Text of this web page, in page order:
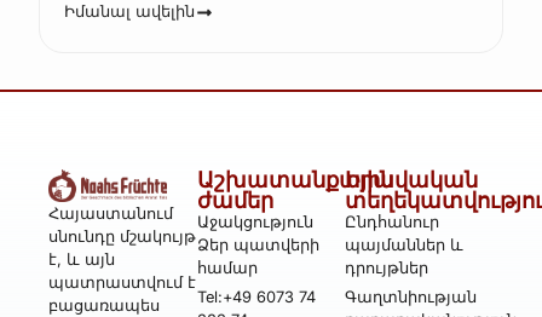
Իմանալ ավելին
Հայաստանում
սնունդը մշակույթ
է, և այն
պատրաստվում է
բացառապես
Աշխատանքային
ժամեր
Աջակցություն
Ձեր պատվերի
համար
Tel:+49 6073 74
Իրավական
Ընդհանուր
պայմաններ և
դրույթներ
Գաղտնիության